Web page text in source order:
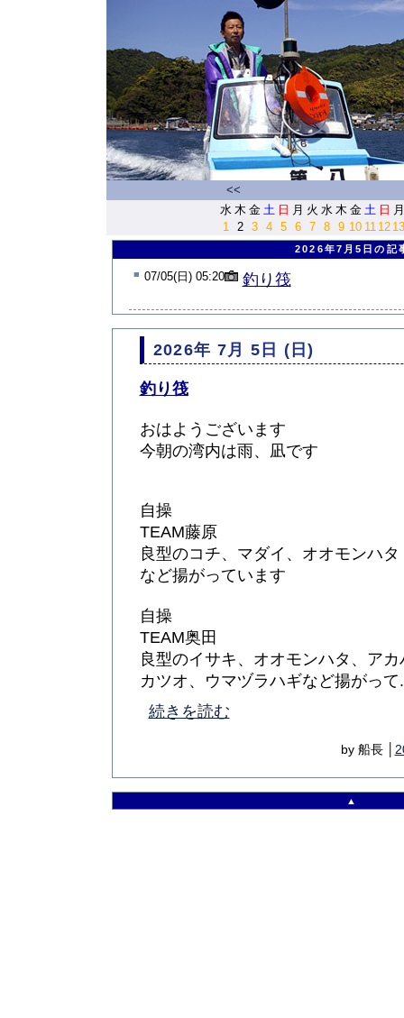
<<
水 木 金 土 日 月 火 水 木 金 土 日 月
1
2 3 4 5 6 7 8 9 10 11 12 13
2026年7月5日の記
■ 07/05(日) 05:20 釣り筏
2026年 7月 5日 (日)
釣り筏
おはようございます
今朝の湾内は雨、凪です
自操
TEAM藤原
良型のコチ、マダイ、オオモンハタ
など揚がっています
自操
TEAM奥田
良型のイサキ、オオモンハタ、アカ
カツオ、ウマヅラハギなど揚がって
続きを読む
by 船長 │
▲